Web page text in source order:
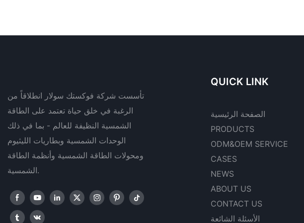
تأسست شركة فوكستك سولار انطلاقاً من
الرغبة في خلق حياة تعتمد على الطاقة
الشمسية النظيفة للعالم - بما في ذلك
الوحدات الشمسية وبطاريات الليثيوم
ومحولات الطاقة الشمسية وأنظمة الطاقة
الشمسية.
QUICK LINK
الصفحة الرئيسية
PRODUCTS
ODM&OEM SERVICE
CASES
NEWS
ABOUT US
CONTACT US
الأسئلة الشائعة